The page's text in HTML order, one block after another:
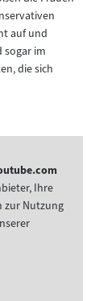
auf und
sogar im
die sich
Ihre
zur Nutzung